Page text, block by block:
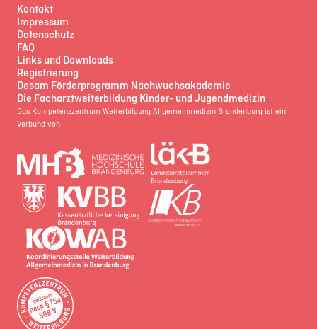
Kontakt
Impressum
Datenschutz
FAQ
Links und Downloads
Registrierung
Desam Förderprogramm Nachwuchsakademie
Die Facharztweiterbildung Kinder- und Jugendmedizin
Das Kompetenzzentrum Weiterbildung Allgemeinmedizin Brandenburg ist ein
Verbund von